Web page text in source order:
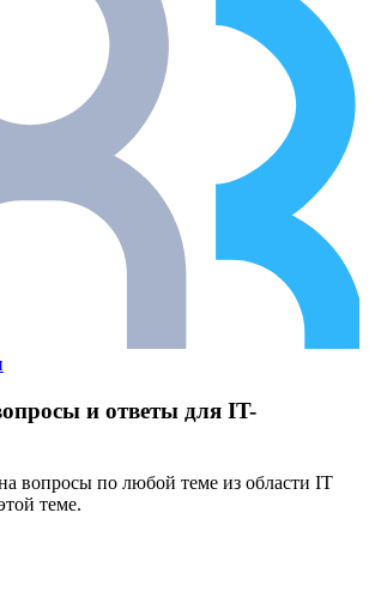
и ответы для IT-
вопросы по любой теме из области IT
теме.